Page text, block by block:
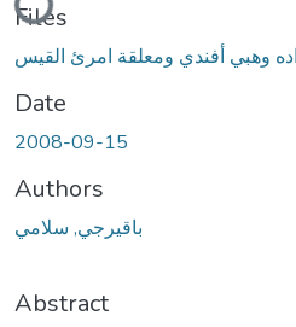
Files
Date
2008-09-15
Authors
باقيرجي, سلامي
Abstract